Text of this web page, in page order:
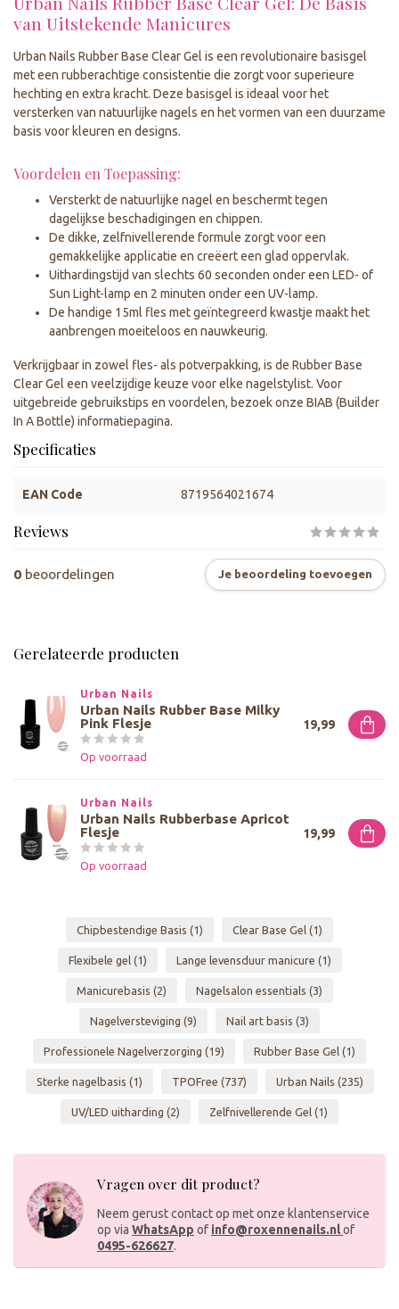
van Uitstekende Manicures
Urban Nails Rubber Base Clear Gel is een revolutionaire basisgel
met een rubberachtige consistentie die zorgt voor superieure
hechting en extra kracht. Deze basisgel is ideaal voor het
versterken van natuurlijke nagels en het vormen van een duurzame
basis voor kleuren en designs.
Voordelen en Toepassing:
Versterkt de natuurlijke nagel en beschermt tegen
dagelijkse beschadigingen en chippen.
De dikke, zelfnivellerende formule zorgt voor een
gemakkelijke applicatie en creëert een glad oppervlak.
Uithardingstijd van slechts 60 seconden onder een LED- of
Sun Light-lamp en 2 minuten onder een UV-lamp.
De handige 15ml fles met geïntegreerd kwastje maakt het
aanbrengen moeiteloos en nauwkeurig.
Verkrijgbaar in zowel fles- als potverpakking, is de Rubber Base
Clear Gel een veelzijdige keuze voor elke nagelstylist. Voor
uitgebreide gebruikstips en voordelen, bezoek onze BIAB (Builder
In A Bottle) informatiepagina.
Specificaties
EAN Code 8719564021674
Reviews
0 beoordelingen Je beoordeling toevoegen
Gerelateerde producten
Urban Nails
Urban Nails Rubber Base Milky
Pink Flesje
Op voorraad
19,99
Urban Nails
Urban Nails Rubberbase Apricot
Flesje
Op voorraad
19,99
Chipbestendige Basis (1) Clear Base Gel (1)
Flexibele gel (1) Lange levensduur manicure (1)
Manicurebasis (2) Nagelsalon essentials (3)
Nagelversteviging (9) Nail art basis (3)
Professionele Nagelverzorging (19) Rubber Base Gel (1)
Sterke nagelbasis (1) TPOFree (737) Urban Nails (235)
UV/LED uitharding (2) Zelfnivellerende Gel (1)
Vragen over dit product?
Neem gerust contact op met onze klantenservice
op via WhatsApp of info@roxennenails.nlof
0495-626627.